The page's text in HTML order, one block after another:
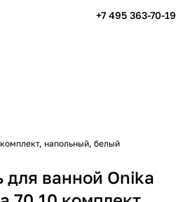
+7 495 363-70-19
напольный, белый
для ванной Onika